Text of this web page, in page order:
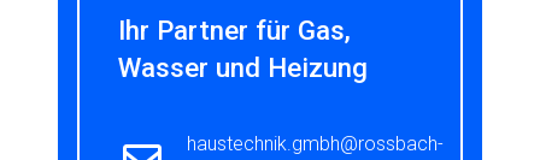
Ihr Partner für Gas,
Wasser und Heizung
haustechnik.gmbh@rossbach-